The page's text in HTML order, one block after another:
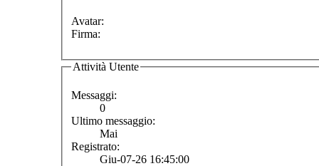
Avatar:
Firma:
Attività Utente
Messaggi:
0
Ultimo messaggio:
Mai
Registrato:
Giu-07-26 16:45:00